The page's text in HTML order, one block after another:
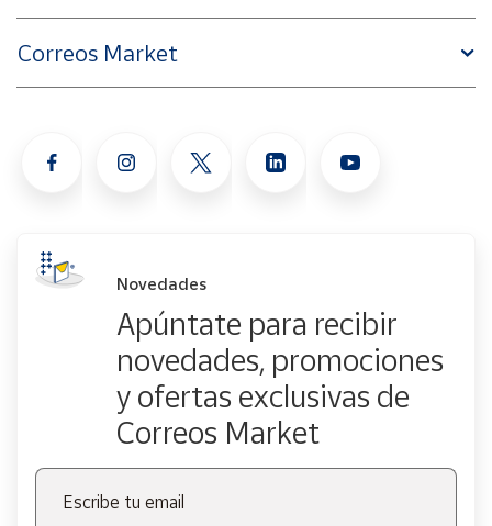
Correos Market
Novedades
Apúntate para recibir
novedades, promociones
y ofertas exclusivas de
Correos Market
Escribe tu email